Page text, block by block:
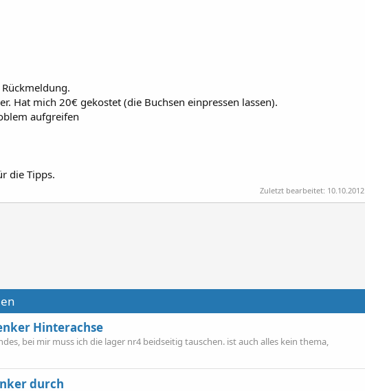
Hat mich 20€ gekostet (die Buchsen einpressen lassen).
aufgreifen
die Tipps.
Zuletzt bearbeitet: 10.10.2012
Hinterachse
bei mir muss ich die lager nr4 beidseitig tauschen. ist auch alles kein thema,
durch